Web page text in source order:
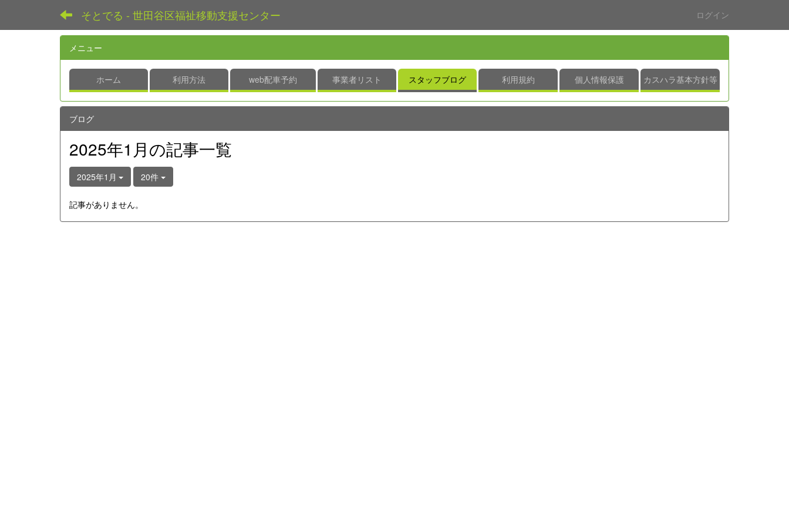
そとでる - 世田谷区福祉移動支援センター ログイン
メニュー
ホーム 利用方法 web配車予約 事業者リスト スタッフブログ 利用規約 個人情報保護 カスハラ基本方針等
ブログ
2025年1月の記事一覧
2025年1月 20件
記事がありません。